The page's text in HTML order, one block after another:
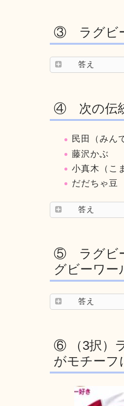
③ ラグビー
答え
④ 次の伝統
民田（みん
藤沢かぶ
小真木（こ
だだちゃ豆
答え
⑤ ラグビー
グビーワー
答え
⑥ （3択）
がモチーフ